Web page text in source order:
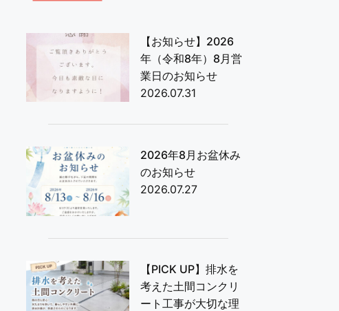
【お知らせ】2026
年（令和8年）8月営
業日のお知らせ
2026.07.31
2026年8月お盆休み
のお知らせ
2026.07.27
【PICK UP】排水を
考えた土間コンクリ
ート工事が大切な理